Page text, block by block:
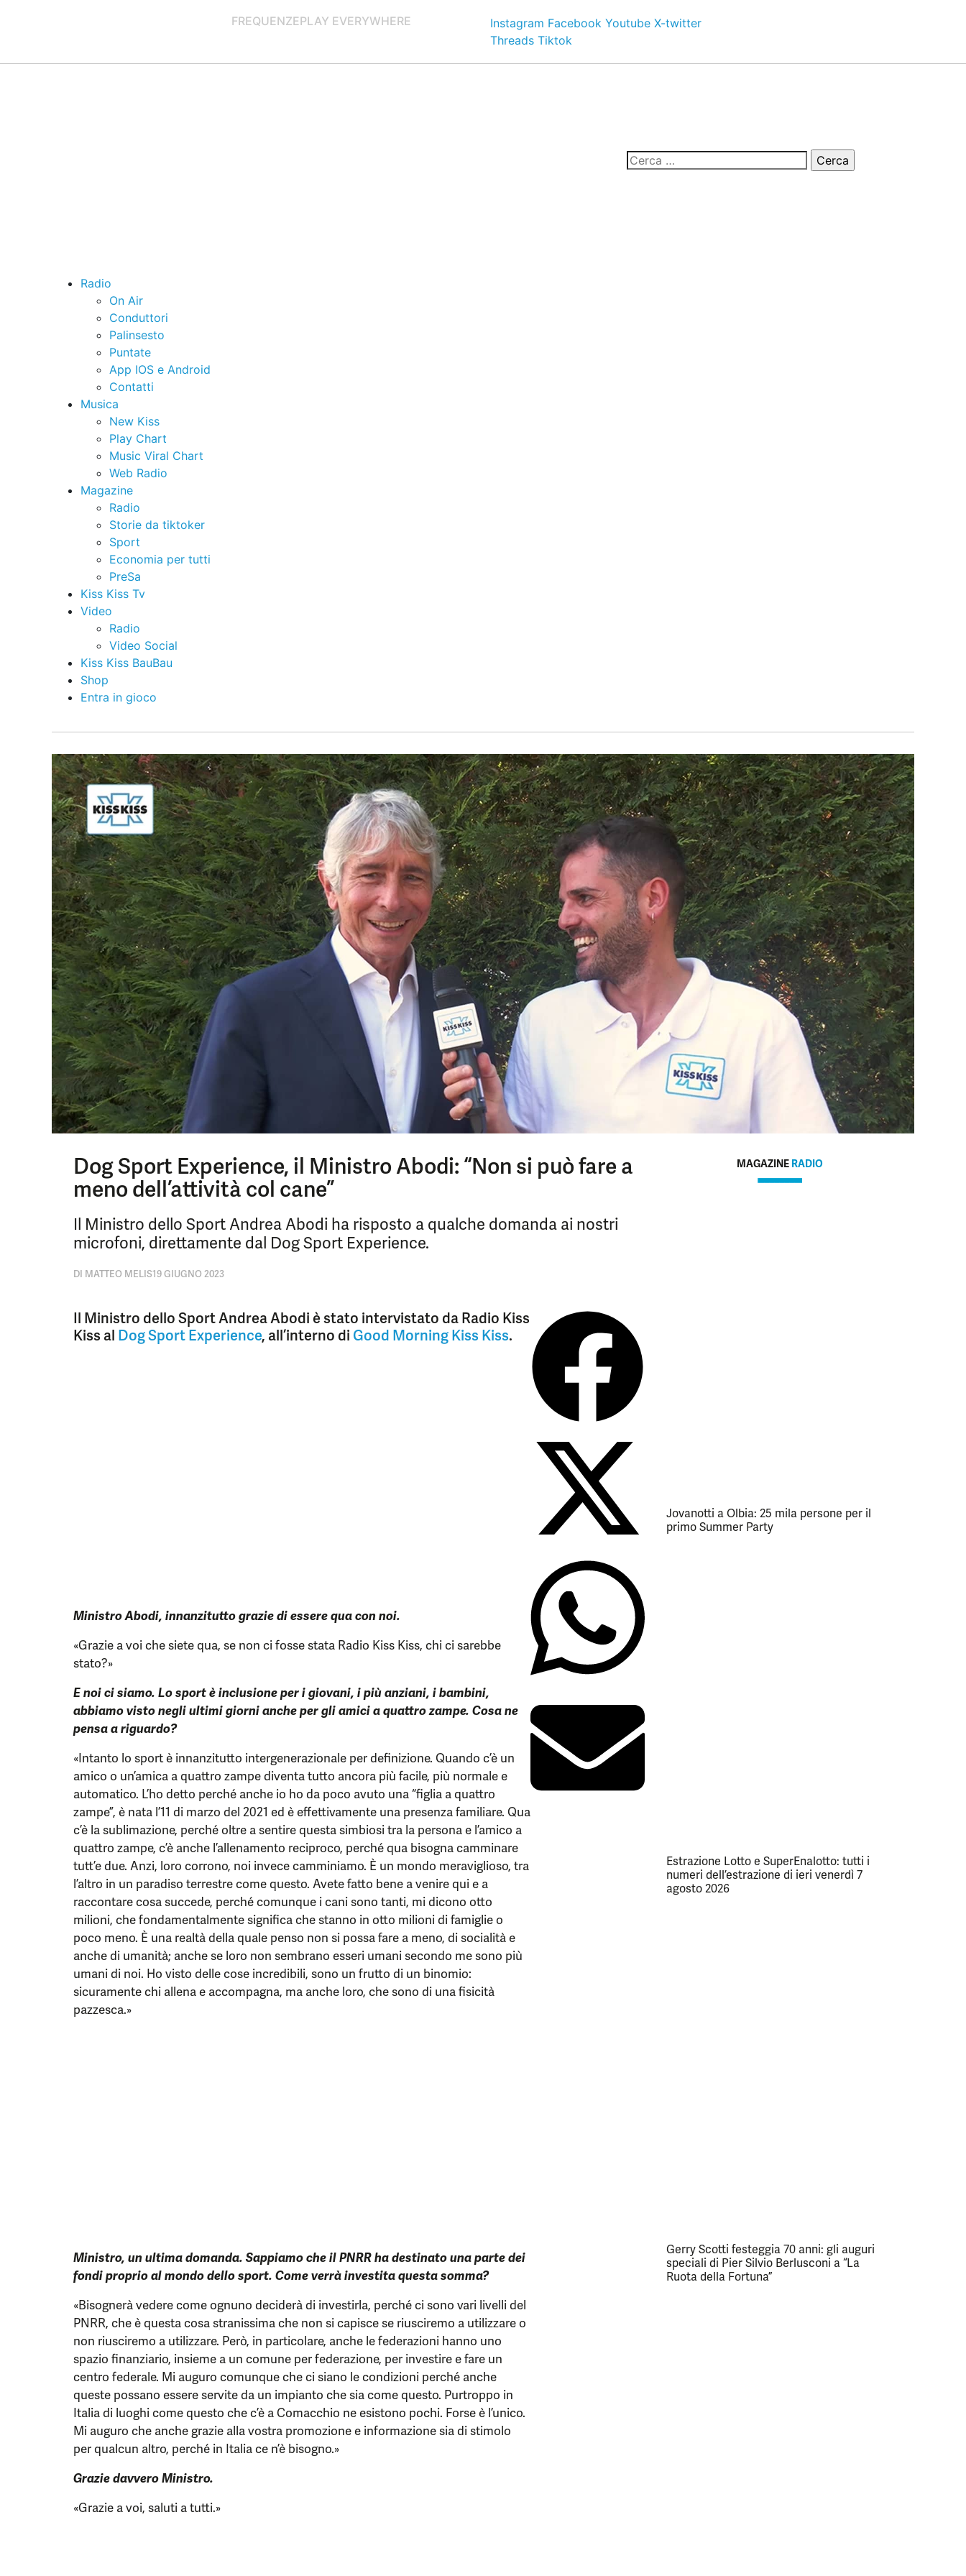
FREQUENZEPLAY EVERYWHERE Instagram Facebook Youtube X-twitter
Threads Tiktok
Radio
On Air
Conduttori
Palinsesto
Puntate
App IOS e Android
Contatti
Musica
New Kiss
Play Chart
Music Viral Chart
Web Radio
Magazine
Radio
Storie da tiktoker
Sport
Economia per tutti
PreSa
Kiss Kiss Tv
Video
Radio
Video Social
Kiss Kiss BauBau
Shop
Entra in gioco
Dog Sport Experience, il Ministro Abodi: “Non si può fare a
meno dell’attività col cane”
Il Ministro dello Sport Andrea Abodi ha risposto a qualche domanda ai nostri
microfoni, direttamente dal Dog Sport Experience.
DI MATTEO MELIS19 GIUGNO 2023
Il Ministro dello Sport Andrea Abodi è stato intervistato da Radio Kiss
Kiss al Dog Sport Experience, all’interno di Good Morning Kiss Kiss.
Ministro Abodi, innanzitutto grazie di essere qua con noi.
«Grazie a voi che siete qua, se non ci fosse stata Radio Kiss Kiss, chi ci sarebbe
stato?»
E noi ci siamo. Lo sport è inclusione per i giovani, i più anziani, i bambini,
abbiamo visto negli ultimi giorni anche per gli amici a quattro zampe. Cosa ne
pensa a riguardo?
«Intanto lo sport è innanzitutto intergenerazionale per definizione. Quando c’è un
amico o un’amica a quattro zampe diventa tutto ancora più facile, più normale e
automatico. L’ho detto perché anche io ho da poco avuto una “figlia a quattro
zampe”, è nata l’11 di marzo del 2021 ed è effettivamente una presenza familiare. Qua
c’è la sublimazione, perché oltre a sentire questa simbiosi tra la persona e l’amico a
quattro zampe, c’è anche l’allenamento reciproco, perché qua bisogna camminare
tutt’e due. Anzi, loro corrono, noi invece camminiamo. È un mondo meraviglioso, tra
l’altro in un paradiso terrestre come questo. Avete fatto bene a venire qui e a
raccontare cosa succede, perché comunque i cani sono tanti, mi dicono otto
milioni, che fondamentalmente significa che stanno in otto milioni di famiglie o
poco meno. È una realtà della quale penso non si possa fare a meno, di socialità e
anche di umanità; anche se loro non sembrano esseri umani secondo me sono più
umani di noi. Ho visto delle cose incredibili, sono un frutto di un binomio:
sicuramente chi allena e accompagna, ma anche loro, che sono di una fisicità
pazzesca.»
Ministro, un ultima domanda. Sappiamo che il PNRR ha destinato una parte dei
fondi proprio al mondo dello sport. Come verrà investita questa somma?
«Bisognerà vedere come ognuno deciderà di investirla, perché ci sono vari livelli del
PNRR, che è questa cosa stranissima che non si capisce se riusciremo a utilizzare o
non riusciremo a utilizzare. Però, in particolare, anche le federazioni hanno uno
spazio finanziario, insieme a un comune per federazione, per investire e fare un
centro federale. Mi auguro comunque che ci siano le condizioni perché anche
queste possano essere servite da un impianto che sia come questo. Purtroppo in
Italia di luoghi come questo che c’è a Comacchio ne esistono pochi. Forse è l’unico.
Mi auguro che anche grazie alla vostra promozione e informazione sia di stimolo
per qualcun altro, perché in Italia ce n’è bisogno.»
Grazie davvero Ministro.
«Grazie a voi, saluti a tutti.»
MAGAZINE RADIO
Jovanotti a Olbia: 25 mila persone per il
primo Summer Party
Estrazione Lotto e SuperEnalotto: tutti i
numeri dell’estrazione di ieri venerdì 7
agosto 2026
Gerry Scotti festeggia 70 anni: gli auguri
speciali di Pier Silvio Berlusconi a “La
Ruota della Fortuna”